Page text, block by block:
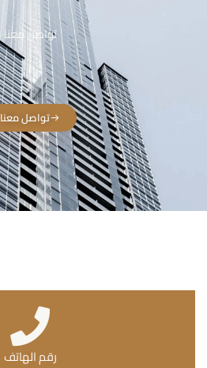
تواصل معنا
تواصل معنا
رقم الهاتف